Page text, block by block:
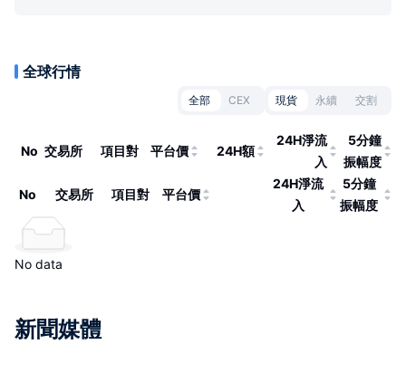
全球行情
全部 CEX 現貨 永續 交割
No 交易所 項目對 平台價 24H額
24H淨流
入
5分鐘
振幅度
No 交易所 項目對 平台價
24H淨流
入
5分鐘
振幅度
No data
新聞媒體